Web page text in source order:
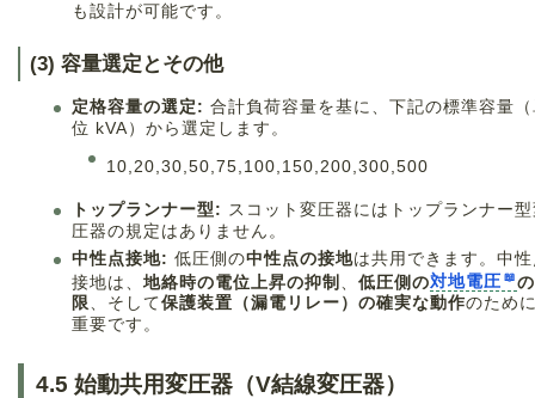
も設計が可能です。
(3) 容量選定とその他
定格容量の選定: 合計負荷容量を基に、下記の標準容量
位 kVA）から選定します。
10 20 30 50 75 100 150 200 300 500
トップランナー型: スコット変圧器にはトップランナー
圧器の規定はありません。
中性点接地: 低圧側の中性点の接地は共用できます。中
接地は、 地絡時の電位上昇の抑制 低圧側の対地電圧
限、そして保護装置（漏電リレー）の確実な動作のため
重要です。
4.5 始動共用変圧器（V結線変圧器）